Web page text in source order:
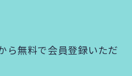
ら無料で会員登録いただ